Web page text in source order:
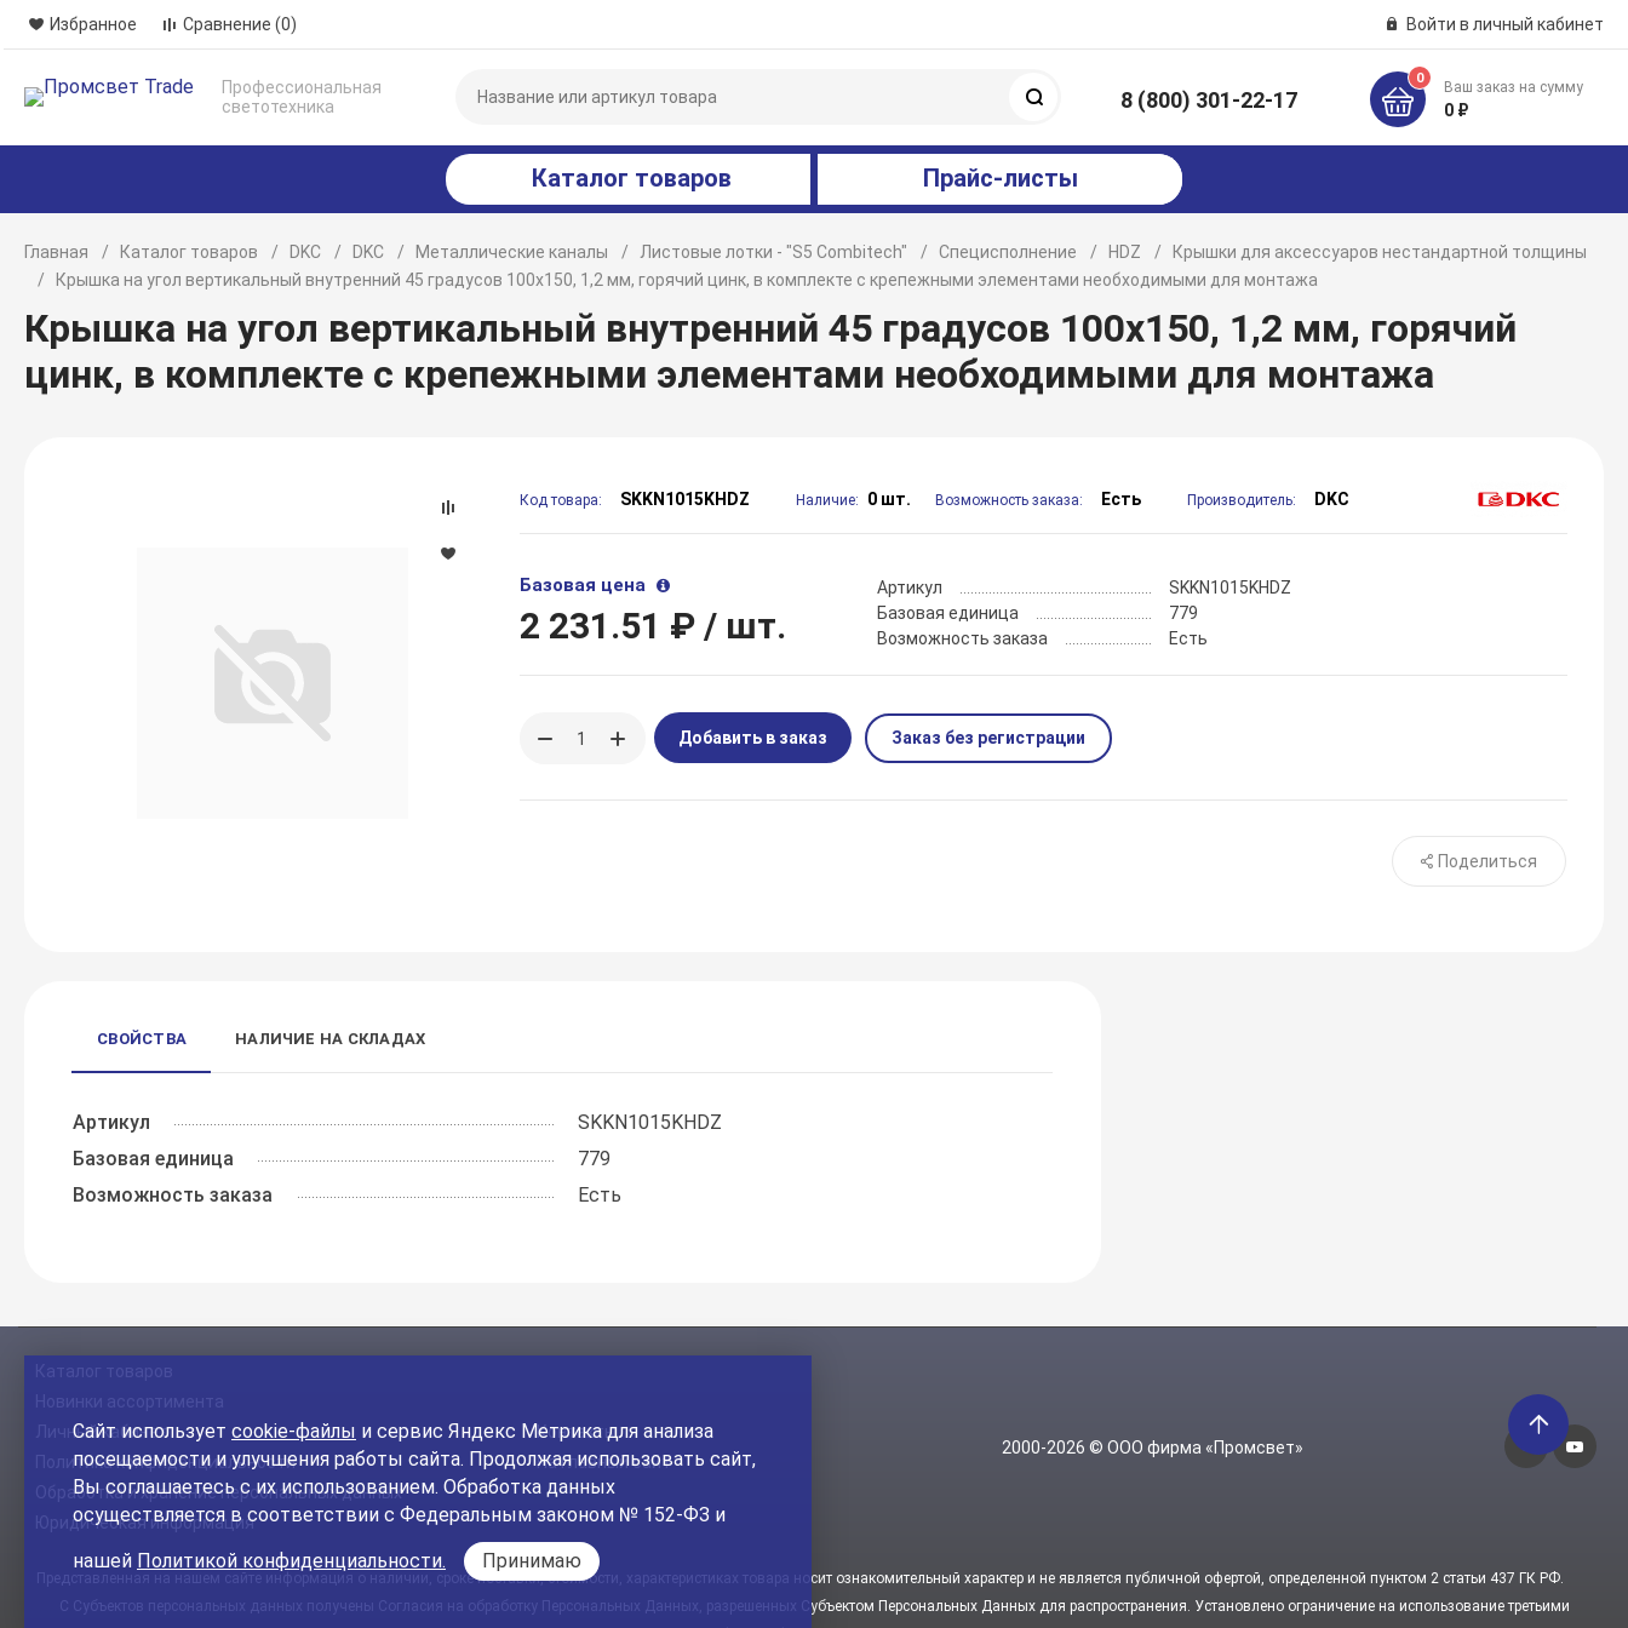
Избранное Сравнение (0) Войти в личный кабинет
Профессиональная
светотехника
8 (800) 301-22-17
0
Ваш заказ на сумму
0 ₽
Каталог товаров Прайс-листы
Главная Каталог товаров DKC DKC Металлические каналы Листовые лотки - "S5 Combitech" Специсполнение HDZ
Крышки для аксессуаров нестандартной толщины
Крышка на угол вертикальный внутренний 45 градусов 100х150, 1,2 мм, горячий цинк, в комплекте с крепежными элементами необходимыми для монтажа
Крышка на угол вертикальный внутренний 45 градусов 100х150, 1,2 мм, горячий
цинк, в комплекте с крепежными элементами необходимыми для монтажа
Код товара: SKKN1015KHDZ Наличие: 0 шт. Возможность заказа: Есть Производитель: DKC
Базовая цена
2 231.51 ₽ / шт.
Артикул
SKKN1015KHDZ
Базовая единица
779
Возможность заказа
Есть
Добавить в заказ Заказ без регистрации
Поделиться
СВОЙСТВА НАЛИЧИЕ НА СКЛАДАХ
Артикул
SKKN1015KHDZ
Базовая единица
779
Возможность заказа
Есть
Каталог товаров
Новинки ассортимента
Личный кабинет
Политика конфиденциальности
Обработка и хранение персональных данных
Юридическая информация
Контакты
На главный сайт
2000-2026 © ООО фирма «Промсвет»
Представленная на нашем сайте информация о наличии, сроке поставки, стоимости, характеристиках товара носит ознакомительный характер и не является публичной офертой, определенной пунктом 2 статьи 437 ГК РФ.
С Субъектов персональных данных получены Согласия на обработку Персональных Данных, разрешенных Субъектом Персональных Данных для распространения. Установлено ограничение на использование третьими
Сайт использует cookie-файлы и сервис Яндекс Метрика для анализа
посещаемости и улучшения работы сайта. Продолжая использовать сайт,
Вы соглашаетесь с их использованием. Обработка данных
осуществляется в соответствии с Федеральным законом № 152-ФЗ и
нашей Политикой конфиденциальности. Принимаю